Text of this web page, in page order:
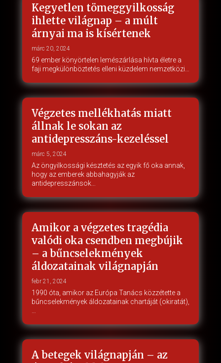
Kegyetlen tömeggyilkosság
ihlette világnap – a múlt
árnyai ma is kísértenek
márc 20, 2024
69 ember könyörtelen lemészárlása hívta életre a
faji megkülönböztetés elleni küzdelem nemzetközi…
Végzetes mellékhatás miatt
állnak le sokan az
antidepresszáns-kezeléssel
márc 5, 2024
Az öngyilkossági késztetés az egyik fő oka annak,
hogy az emberek abbahagyják az
antidepresszánsok…
Amikor a végzetes tragédia
valódi oka csendben megbújik
– a bűncselekmények
áldozatainak világnapján
febr 21, 2024
1990 óta, amikor az Európa Tanács közzétette a
bűncselekmények áldozatainak chartáját (okiratát),
A betegek világnapján – az